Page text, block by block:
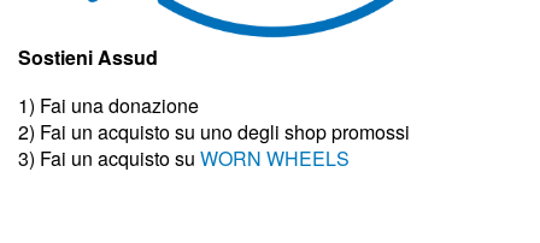
Sostieni Assud
1) Fai una donazione
2) Fai un acquisto su uno degli shop promossi
3) Fai un acquisto su WORN WHEELS